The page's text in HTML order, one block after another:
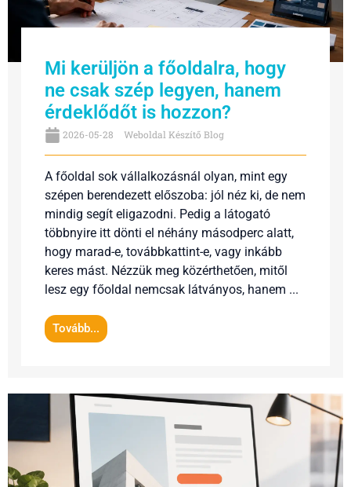
Mi kerüljön a főoldalra, hogy
ne csak szép legyen, hanem
érdeklődőt is hozzon?
2026-05-28 Weboldal Készítő Blog
A főoldal sok vállalkozásnál olyan, mint egy
szépen berendezett előszoba: jól néz ki, de nem
mindig segít eligazodni. Pedig a látogató
többnyire itt dönti el néhány másodperc alatt,
hogy marad-e, továbbkattint-e, vagy inkább
keres mást. Nézzük meg közérthetően, mitől
lesz egy főoldal nemcsak látványos, hanem ...
Tovább...